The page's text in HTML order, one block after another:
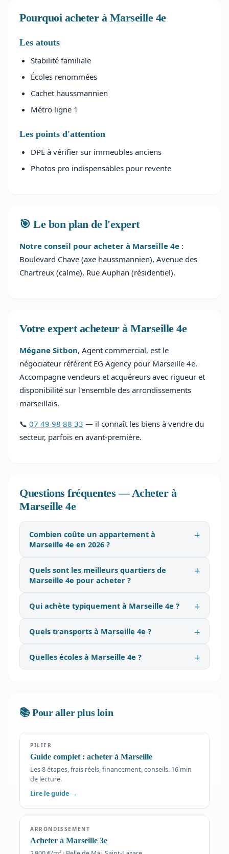
Pourquoi acheter à Marseille 4e
Les atouts
Stabilité familiale
Écoles renommées
Cachet haussmannien
Métro ligne 1
Les points d'attention
DPE à vérifier sur immeubles anciens
Photos pro indispensables pour revente
🎯 Le bon plan de l'expert
Notre conseil pour acheter à Marseille 4e :
Boulevard Chave (axe haussmannien), Avenue des
Chartreux (calme), Rue Auphan (résidentiel).
Votre expert acheteur à Marseille 4e
Mégane Sitbon, Agent commercial, est le
négociateur référent EG Agency pour Marseille 4e.
Accompagne vendeurs et acquéreurs avec rigueur et
disponibilité sur l'ensemble des arrondissements
marseillais.
📞 07 49 98 88 33 — il connaît les biens à vendre du
secteur, parfois en avant-première.
Questions fréquentes — Acheter à
Marseille 4e
Combien coûte un appartement à
Marseille 4e en 2026 ?
Quels sont les meilleurs quartiers de
Marseille 4e pour acheter ?
Qui achète typiquement à Marseille 4e ?
Quels transports à Marseille 4e ?
Quelles écoles à Marseille 4e ?
📚 Pour aller plus loin
PILIER
Guide complet : acheter à Marseille
Les 8 étapes, frais réels, financement, conseils. 16 min
de lecture.
Lire le guide →
ARRONDISSEMENT
Acheter à Marseille 3e